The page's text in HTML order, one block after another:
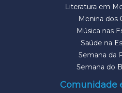
Literatura em
Menina dos
Música nas
Saúde na
Semana da
Semana do
Comunidade